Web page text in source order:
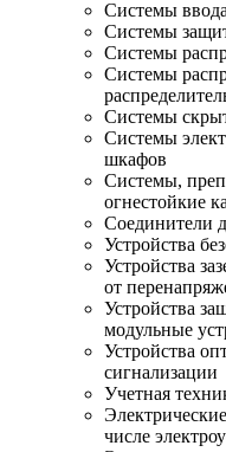
Системы
Системы
Системы
Системы
Системы
Системы
шкафов
Системы,
огнестойкие
Соединители
Устройства
Устройства
от
Устройства
модульные
Устройства
сигнализации
Учетная
числе